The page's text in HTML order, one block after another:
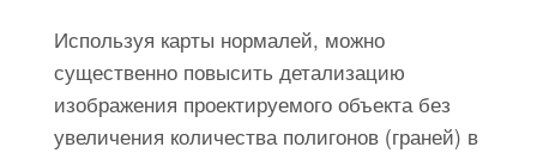
Используя карты нормалей, можно
существенно повысить детализацию
изображения проектируемого объекта без
увеличения количества полигонов (граней) в